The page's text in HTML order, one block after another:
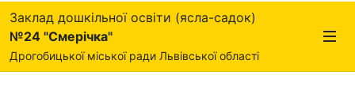
Заклад дошкільної освіти (ясла-садок)
№24 "Смерічка"
Дрогобицької міської ради Львівської області